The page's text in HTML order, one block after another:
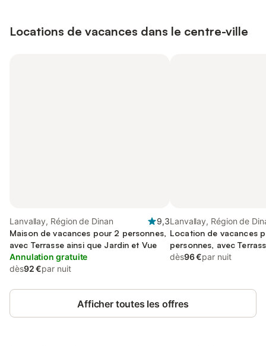
Locations de vacances dans le centre-ville
Lanvallay, Région de Dinan
9,3
Maison de vacances pour 2 personnes,
avec Terrasse ainsi que Jardin et Vue
Annulation gratuite
dès92 €par nuit
Lanvallay, Région de
Location de vacances
personnes, avec
Jardin et Vue
dès96 €par nuit
Afficher toutes les offres